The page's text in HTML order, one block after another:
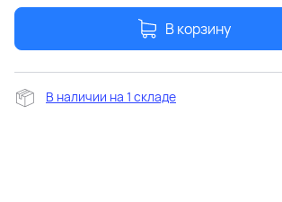
В корзину
В наличии на 1 складе